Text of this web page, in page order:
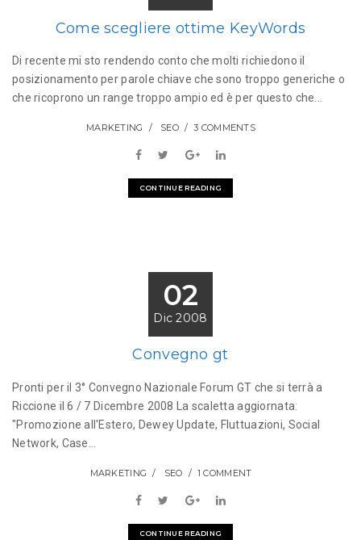
Come scegliere ottime KeyWords
Di recente mi sto rendendo conto che molti richiedono il
posizionamento per parole chiave che sono troppo generiche o
che ricoprono un range troppo ampio ed è per questo che...
MARKETING SEO 3 COMMENTS
CONTINUE READING
02
Dic 2008
Convegno gt
Pronti per il 3° Convegno Nazionale Forum GT che si terrà a
Riccione il 6 / 7 Dicembre 2008 La scaletta aggiornata:
"Promozione all'Estero, Dewey Update, Fluttuazioni, Social
Network, Case...
MARKETING SEO 1 COMMENT
CONTINUE READING